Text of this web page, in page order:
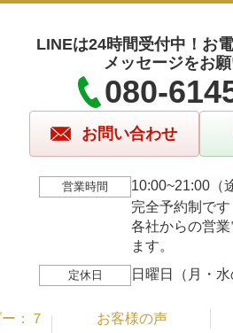
LINEは24時間受付中！お
メッセージをお
080-
お問い合わせ
営業時間
10:00~21:00（
完全予約制です
各社からの営
ます。
定休日 日曜日（月・
：７
お客様の声